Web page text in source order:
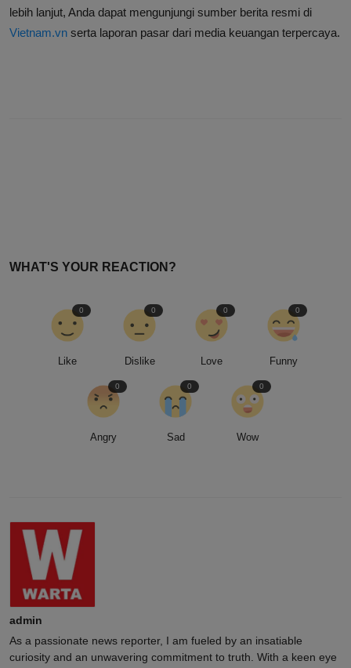
lebih lanjut, Anda dapat mengunjungi sumber berita resmi di
Vietnam.vn serta laporan pasar dari media keuangan terpercaya.
WHAT'S YOUR REACTION?
admin